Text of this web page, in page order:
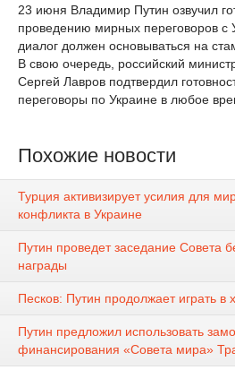
23 июня Владимир Путин озвучил
проведению мирных переговоров с
диалог должен основываться на
В свою очередь, российский
Сергей Лавров подтвердил
переговоры по Украине в любое
Похожие новости
Турция активизирует усилия для
конфликта в Украине
Путин проведет заседание Совета
награды
Песков: Путин продолжает играть в
Путин предложил использовать
финансирования «Совета мира»